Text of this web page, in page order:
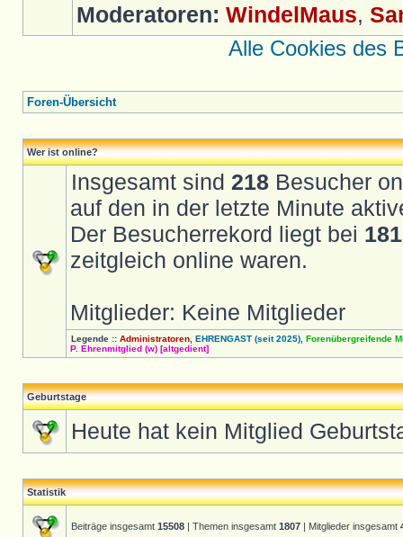
Moderatoren: WindelMaus,
Alle Cookies des
Foren-Übersicht
Wer ist online?
Insgesamt sind 218 Besucher
auf den in der letzte Minute
Der Besucherrekord liegt bei
zeitgleich online waren.
Mitglieder: Keine Mitglieder
Legende :: Administratoren EHRENGAST (seit 2025) Forenübergreifende
P. Ehrenmitglied (w) [altgedient]
Geburtstage
Heute hat kein Mitglied
Statistik
Beiträge insgesamt 15508 | Themen insgesamt 1807 | Mitglieder insgesamt